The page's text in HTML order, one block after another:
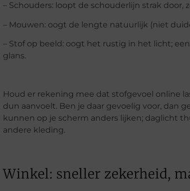
– Schouders: loopt de schouderlijn strak door,
– Mouwen: oogt de lengte natuurlijk (niet
– Stof op beeld: oogt het rustig in het licht;
glans.
Houd er rekening mee dat stofgevoel online
dun aanvoelt. Ben je daar gevoelig voor, dan
kunnen op je scherm anders lijken; daglicht
andere kleding.
Winkel: sneller zekerheid,